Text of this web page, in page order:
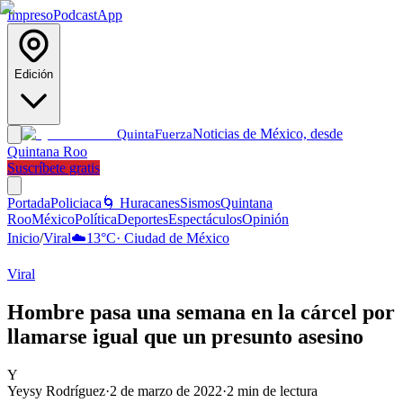
ImpresoPodcastApp
Edición
QuintaFuerzaNoticias de México, desde
Quintana Roo
Suscríbete gratis
PortadaPoliciaca 🌀 HuracanesSismosQuintana
RooMéxicoPolíticaDeportesEspectáculosOpinión
Inicio/Viral☁️13°C· Ciudad de México
Viral
Hombre pasa una semana en la cárcel por
llamarse igual que un presunto asesino
Y
Yeysy Rodríguez·2 de marzo de 2022·2 min de lectura